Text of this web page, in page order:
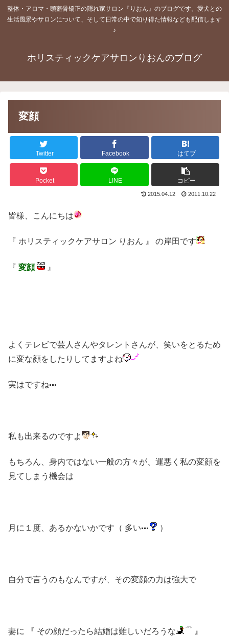
整体・アロマ・頭蓋骨矯正の隠れ家サロン『りおん』のブログです。愛犬との
生活風景やサロンについて、そして日常の中で知り得た情報なども配信します
♪
ホリスティックケアサロンりおんのブログ
変顔
Twitter Facebook はてブ
Pocket LINE コピー
2015.04.12 2011.10.22
皆様、こんにちは
『 ホリスティックケアサロン りおん 』 の岸田です
『 変顔 』
よくテレビで芸人さんやタレントさんが、笑いをとるため
に変な顔をしたりしてますよね
実はですね
私も出来るのですよ
もちろん、身内ではない一般の方々が、運悪く私の変顔を
見てしまう機会は
月に１度、あるかないかです（ 多い ）
自分で言うのもなんですが、その変顔の力は強大で
妻に 『 その顔だったら結婚は難しいだろうな 』